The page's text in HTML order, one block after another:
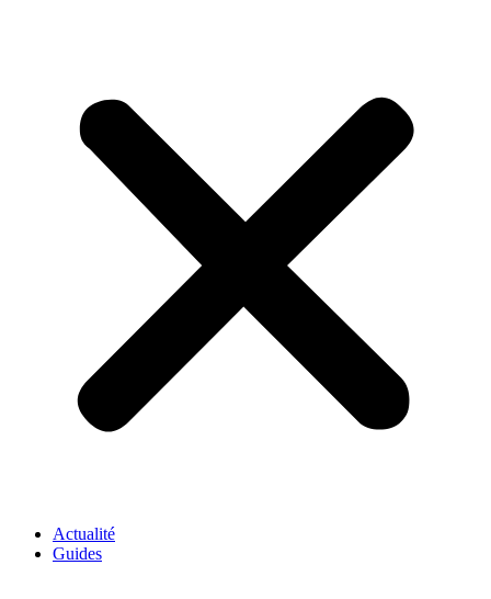
Actualité
Guides